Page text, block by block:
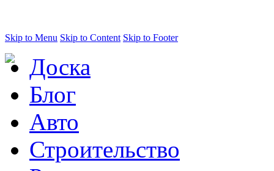
Skip to Menu Skip to Content Skip to Footer
Доска
Блог
Авто
Строительство